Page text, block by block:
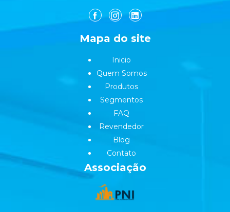
Mapa do site
Inicio
Quem Somos
Produtos
Segmentos
FAQ
Revendedor
Blog
Contato
Associação